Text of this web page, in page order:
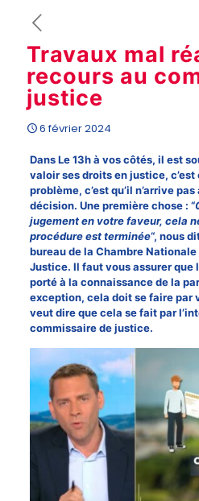
Travaux mal
recours au
justice
6 février 2024
Dans Le 13h à vos côtés, il est
valoir ses droits en justice, c’est
problème, c’est qu’il n’arrive
décision. Une première chose : “
jugement en votre faveur, cela
procédure est terminée“, nous
bureau de la Chambre
Justice. Il faut vous assurer que
porté à la connaissance de la
exception, cela doit se faire par
veut dire que cela se fait par
commissaire de justice.